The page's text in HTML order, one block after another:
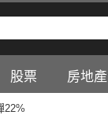
股票 房地產
22%